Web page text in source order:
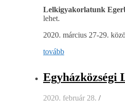
Lelkigyakorlatunk
lehet.
2020. március 27-29.
tovább
Egyházközségi
2020. február 28. /